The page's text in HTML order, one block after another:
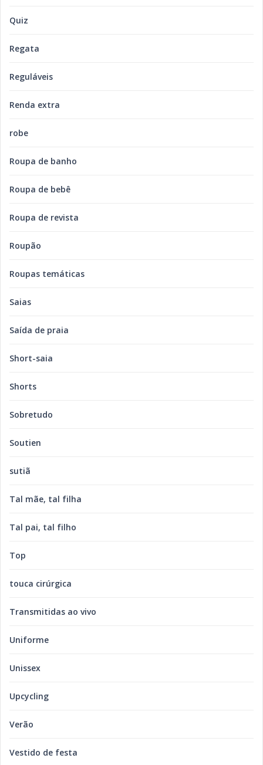
Quiz
Regata
Reguláveis
Renda extra
robe
Roupa de banho
Roupa de bebê
Roupa de revista
Roupão
Roupas temáticas
Saias
Saída de praia
Short-saia
Shorts
Sobretudo
Soutien
sutiã
Tal mãe, tal filha
Tal pai, tal filho
Top
touca cirúrgica
Transmitidas ao vivo
Uniforme
Unissex
Upcycling
Verão
Vestido de festa